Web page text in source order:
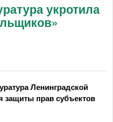
укротила
Ленинградской
защиты прав субъектов